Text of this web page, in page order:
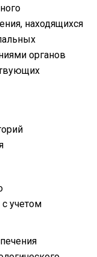
находящихся
органов
учетом